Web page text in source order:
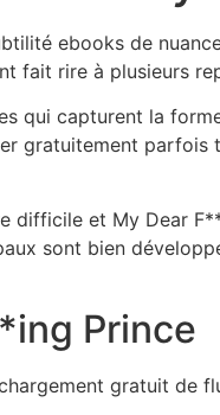
ebooks de
fait rire à plusieurs
qui capturent la
gratuitement
difficile et My Dear
sont bien
Prince
gratuit